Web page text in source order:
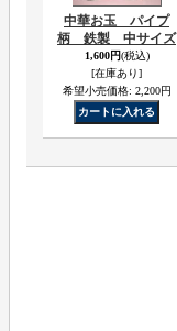
中華お玉 パイプ
柄 鉄製 中サイズ
1,600円(税込)
[在庫あり]
希望小売価格: 2,200円